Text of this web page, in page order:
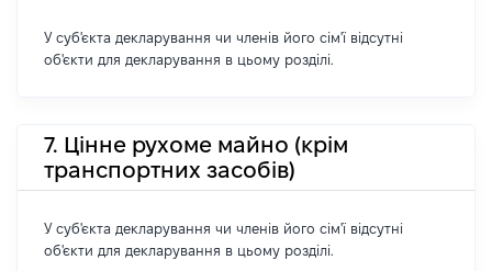
У суб'єкта декларування чи членів його сім'ї відсутні
об'єкти для декларування в цьому розділі.
7. Цінне рухоме майно (крім
транспортних засобів)
У суб'єкта декларування чи членів його сім'ї відсутні
об'єкти для декларування в цьому розділі.